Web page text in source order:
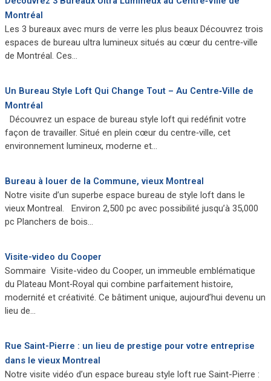
Montréal
Les 3 bureaux avec murs de verre les plus beaux Découvrez trois
espaces de bureau ultra lumineux situés au cœur du centre‑ville
de Montréal. Ces…
Un Bureau Style Loft Qui Change Tout – Au Centre‑Ville de
Montréal
Découvrez un espace de bureau style loft qui redéfinit votre
façon de travailler. Situé en plein cœur du centre‑ville, cet
environnement lumineux, moderne et…
Bureau à louer de la Commune, vieux Montreal
Notre visite d’un superbe espace bureau de style loft dans le
vieux Montreal. Environ 2,500 pc avec possibilité jusqu’à 35,000
pc Planchers de bois…
Visite-video du Cooper
Sommaire Visite-video du Cooper, un immeuble emblématique
du Plateau Mont‑Royal qui combine parfaitement histoire,
modernité et créativité. Ce bâtiment unique, aujourd’hui devenu un
lieu de…
Rue Saint-Pierre : un lieu de prestige pour votre entreprise
dans le vieux Montreal
Notre visite vidéo d’un espace bureau style loft rue Saint-Pierre :